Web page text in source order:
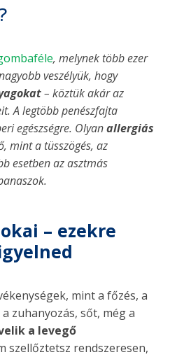
, melynek több ezer
veszélyük, hogy
– köztük akár az
A legtöbb penészfajta
egészségre. Olyanallergiás
mint a tüsszögés, az
esetben az asztmás
– ezekre
mint a főzés, a
zuhanyozás, sőt, még a
a levegő
szellőztetsz rendszeresen,